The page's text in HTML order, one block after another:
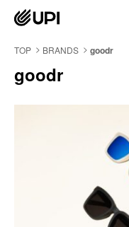
TOP BRANDS goodr
goodr